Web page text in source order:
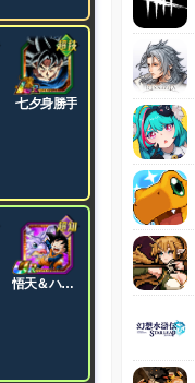
七夕身勝手
悟天＆ハイ